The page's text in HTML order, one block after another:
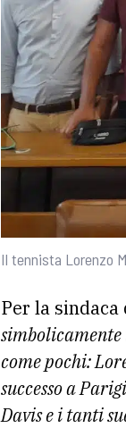
Il tennista Lorenzo
Per la sindaca
come pochi:
successo a
Davis e i tanti